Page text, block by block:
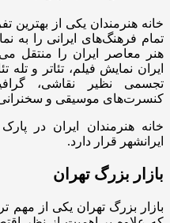
خانه هنرمندان یکی از بهترین
تمام فرهنگ‌های ایرانی را
هنر معاصر ایران را منتقل
ایران نمایش فیلم، تئاتر و تله
تجسمی نظیر نقاشی،
کنسرت‌های موسیقی و
خانه هنرمندان ایران در
ایرانشهر قرار دارد.
بازار بزرگ تهران
بازار بزرگ تهران یکی از